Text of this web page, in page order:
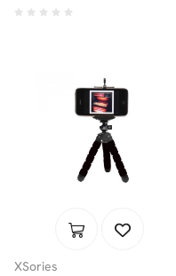
XSories